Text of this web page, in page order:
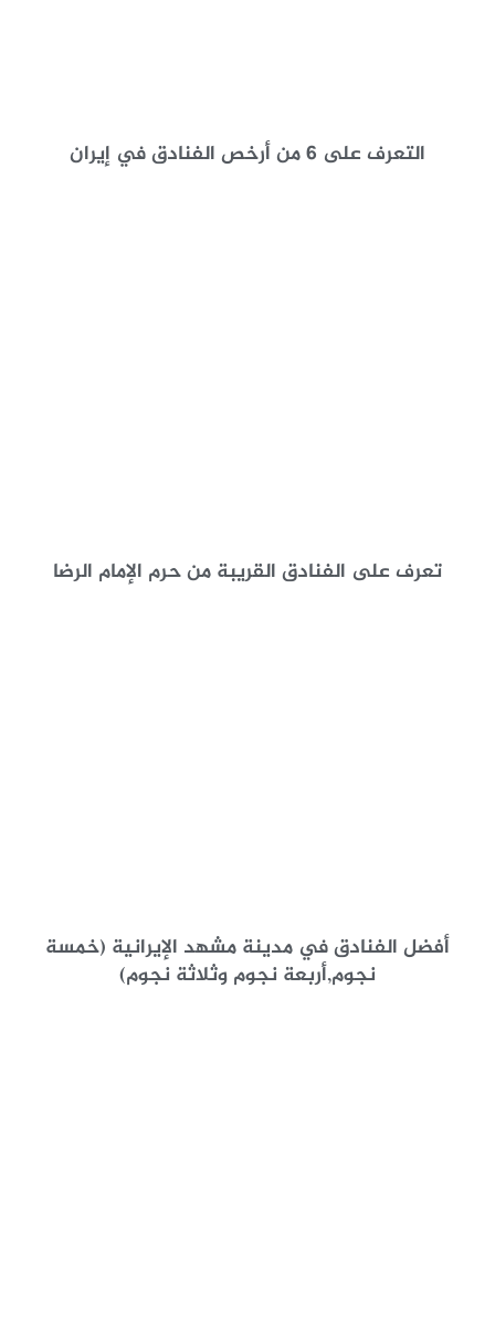
التعرف على 6 من أرخص الفنادق في إيران
تعرف على الفنادق القريبة من حرم الإمام الرضا
أفضل الفنادق في مدينة مشهد الإيرانية (خمسة
نجوم,أربعة نجوم وثلاثة نجوم)